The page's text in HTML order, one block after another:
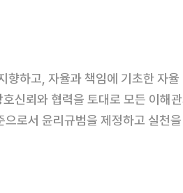
하고, 자율과 책임에 기초한 자
신뢰와 협력을 토대로 모든 이해
로서 윤리규범을 제정하고 실천